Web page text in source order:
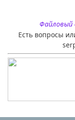
Файловый
Есть вопросы